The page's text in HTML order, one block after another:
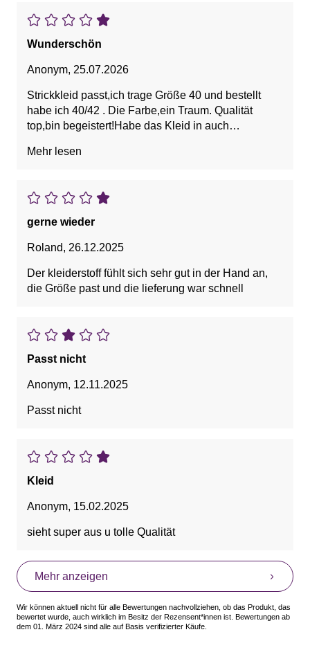
Wunderschön
Anonym, 25.07.2026
Strickkleid passt,ich trage Größe 40 und bestellt
habe ich 40/42 . Die Farbe,ein Traum. Qualität
top,bin begeistert!Habe das Kleid in auch
Mehr lesen
gerne wieder
Roland, 26.12.2025
Der kleiderstoff fühlt sich sehr gut in der Hand an,
die Größe past und die lieferung war schnell
Passt nicht
Anonym, 12.11.2025
Passt nicht
Kleid
Anonym, 15.02.2025
sieht super aus u tolle Qualität
Mehr anzeigen
Wir können aktuell nicht für alle Bewertungen nachvollziehen, ob das Produkt, das
bewertet wurde, auch wirklich im Besitz der Rezensent*innen ist. Bewertungen ab
dem 01. März 2024 sind alle auf Basis verifizierter Käufe.